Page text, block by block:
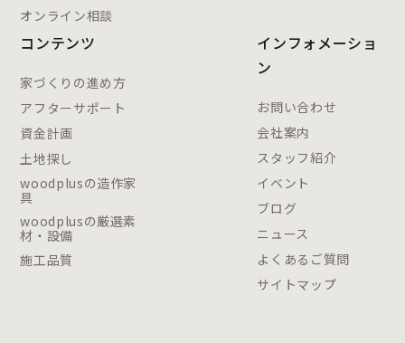
オンライン相談
コンテンツ
家づくりの進め方
アフターサポート
資金計画
土地探し
woodplusの造作家
具
woodplusの厳選素
材・設備
施工品質
インフォメーショ
ン
お問い合わせ
会社案内
スタッフ紹介
イベント
ブログ
ニュース
よくあるご質問
サイトマップ